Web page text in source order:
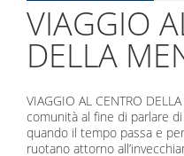
VIAGGIO
DELLA
VIAGGIO AL CENTRO
comunità al fine di parlare
quando il tempo passa e
ruotano attorno